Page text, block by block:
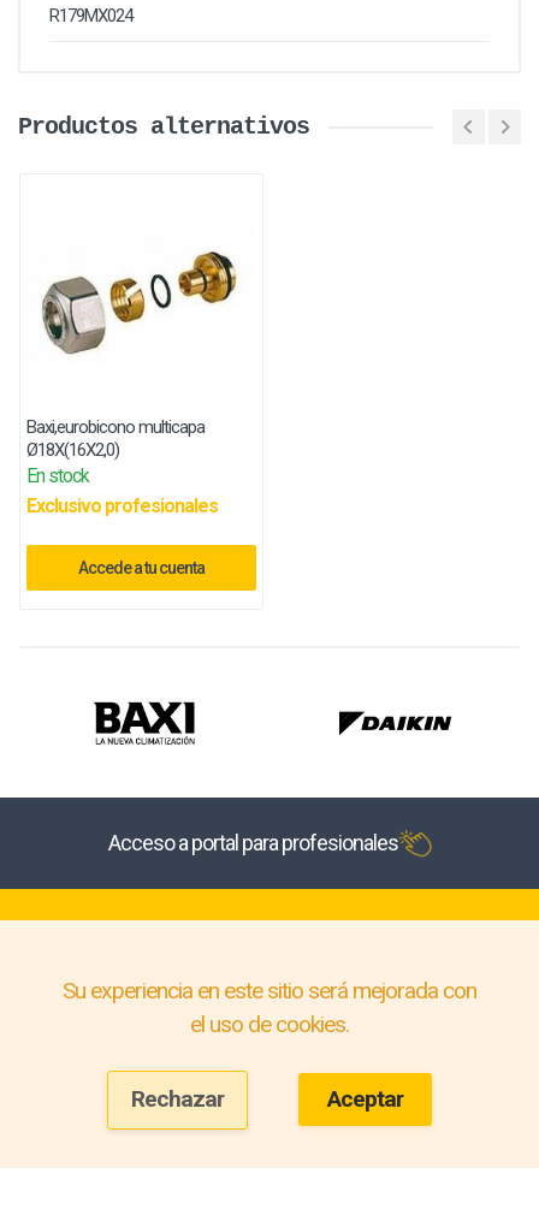
R179MX024
Productos alternativos
Baxi,eurobicono multicapa
Ø18X(16X2,0)
En stock
Exclusivo profesionales
Accede a tu cuenta
Acceso a portal para profesionales
Su experiencia en este sitio será mejorada con
el uso de cookies.
Rechazar Aceptar